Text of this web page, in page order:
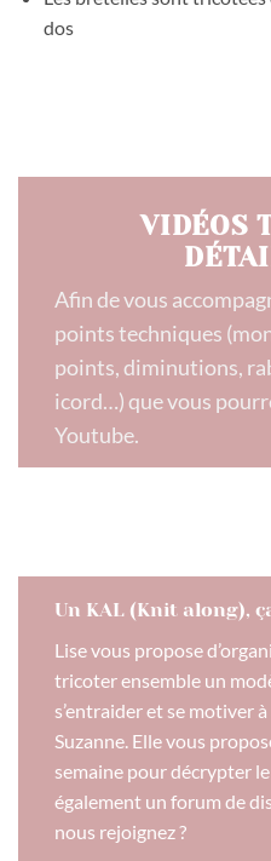
dos
VIDÉOS
Afin de vous
points techniques
points, diminutions,
icord…) que vous
Youtube.
Un KAL (Knit along),
Lise vous propose
tricoter ensemble un
s’entraider et se motiver
Suzanne. Elle vous
semaine pour décrypter
également un forum de
nous rejoignez ?